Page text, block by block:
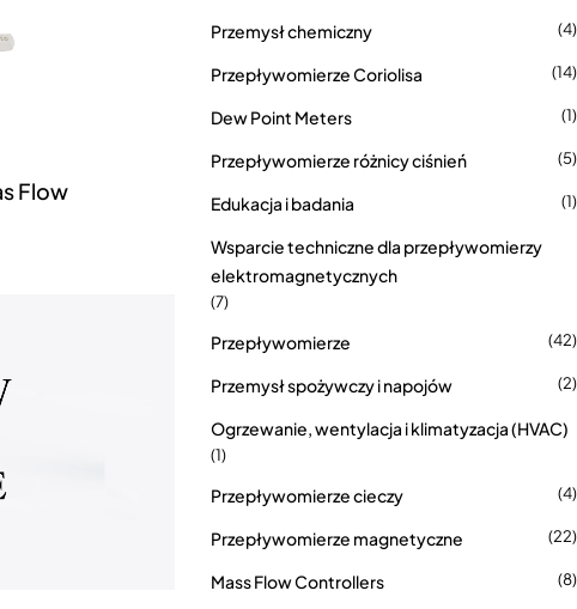
Flow
Przemysł chemiczny (4)
Przepływomierze Coriolisa (14)
Dew Point Meters (1)
Przepływomierze różnicy ciśnień (5)
Edukacja i badania (1)
Wsparcie techniczne dla przepływomierzy
elektromagnetycznych
(7)
Przepływomierze (42)
Przemysł spożywczy i napojów (2)
Ogrzewanie, wentylacja i klimatyzacja (HVAC)
(1)
Przepływomierze cieczy (4)
Przepływomierze magnetyczne (22)
Mass Flow Controllers (8)